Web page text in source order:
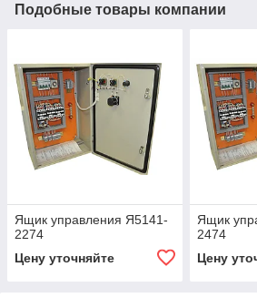
Подобные товары компании
Ящик управления Я5141-
2274
Цену уточняйте
Ящик
2474
Цену